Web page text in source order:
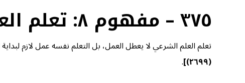
٣٧٥ – مفهوم ٨: تعلم العلم لا يعطل العمل
تعلم العلم الشرعي لا يعطل العمل، بل التعلم نفسه عمل لازم
(٢٦٩٩)]
.